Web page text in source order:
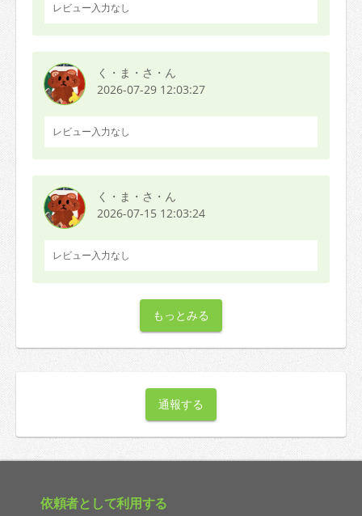
レビュー入力なし
く・ま・さ・ん
2026-07-29 12:03:27
レビュー入力なし
く・ま・さ・ん
2026-07-15 12:03:24
レビュー入力なし
もっとみる
通報する
依頼者として利用する